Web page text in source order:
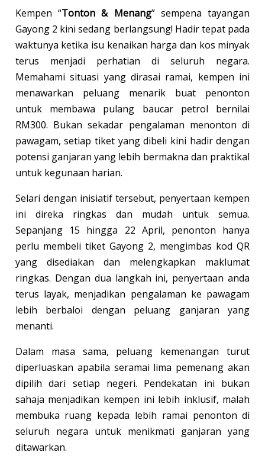
Kempen “Tonton & Menang” sempena tayangan
Gayong 2 kini sedang berlangsung! Hadir tepat pada
waktunya ketika isu kenaikan harga dan kos minyak
terus menjadi perhatian di seluruh negara.
Memahami situasi yang dirasai ramai, kempen ini
menawarkan peluang menarik buat penonton
untuk membawa pulang baucar petrol bernilai
RM300. Bukan sekadar pengalaman menonton di
pawagam, setiap tiket yang dibeli kini hadir dengan
potensi ganjaran yang lebih bermakna dan praktikal
untuk kegunaan harian.
Selari dengan inisiatif tersebut, penyertaan kempen
ini direka ringkas dan mudah untuk semua.
Sepanjang 15 hingga 22 April, penonton hanya
perlu membeli tiket Gayong 2, mengimbas kod QR
yang disediakan dan melengkapkan maklumat
ringkas. Dengan dua langkah ini, penyertaan anda
terus layak, menjadikan pengalaman ke pawagam
lebih berbaloi dengan peluang ganjaran yang
menanti.
Dalam masa sama, peluang kemenangan turut
diperluaskan apabila seramai lima pemenang akan
dipilih dari setiap negeri. Pendekatan ini bukan
sahaja menjadikan kempen ini lebih inklusif, malah
membuka ruang kepada lebih ramai penonton di
seluruh negara untuk menikmati ganjaran yang
ditawarkan.